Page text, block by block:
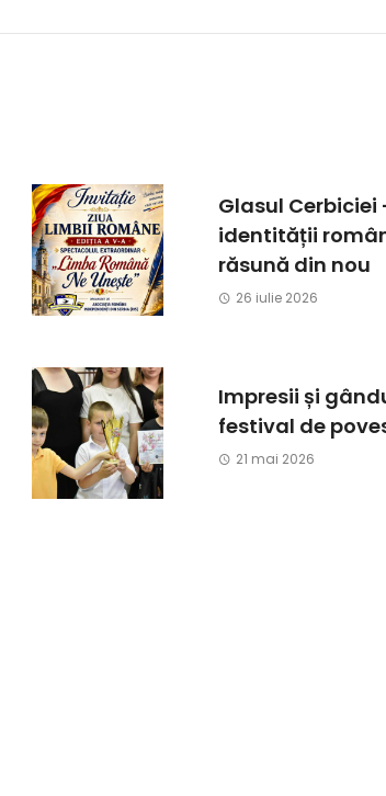
Glasul Cerbiciei
identității
răsună din nou
26 iulie 2026
Impresii și
festival de
21 mai 2026